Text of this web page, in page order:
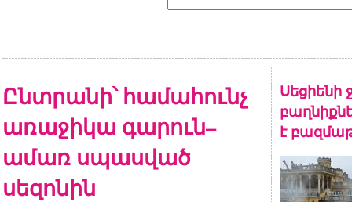
Ընտրանի՝ համահունչ
առաջիկա գարուն–
ամառ սպասված
սեզոնին
Սեցիենի
է